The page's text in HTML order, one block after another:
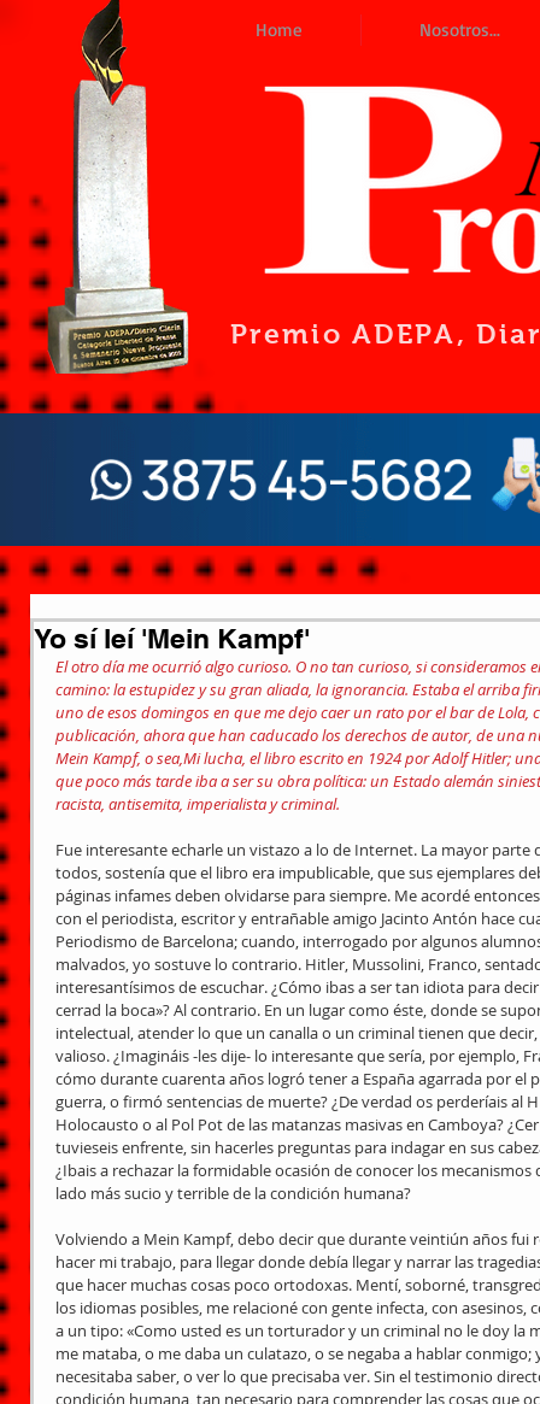
Home Nosotros...
Premio ADEPA,
Yo sí leí 'Mein Kampf'
El otro día me ocurrió algo curioso. O no tan curioso, si consideramos
camino: la estupidez y su gran aliada, la ignorancia. Estaba el arriba
uno de esos domingos en que me dejo caer un rato por el bar de
publicación, ahora que han caducado los derechos de autor, de una
Mein Kampf, o sea,Mi lucha, el libro escrito en 1924 por Adolf Hitler;
que poco más tarde iba a ser su obra política: un Estado alemán
racista, antisemita, imperialista y criminal.
Fue interesante echarle un vistazo a lo de Internet. La mayor
todos, sostenía que el libro era impublicable, que sus ejemplares
páginas infames deben olvidarse para siempre. Me acordé
con el periodista, escritor y entrañable amigo Jacinto Antón hace
Periodismo de Barcelona; cuando, interrogado por algunos
malvados, yo sostuve lo contrario. Hitler, Mussolini, Franco,
interesantísimos de escuchar. ¿Cómo ibas a ser tan idiota para
cerrad la boca»? Al contrario. En un lugar como éste, donde se
intelectual, atender lo que un canalla o un criminal tienen que
valioso. ¿Imagináis -les dije- lo interesante que sería, por ejemplo,
cómo durante cuarenta años logró tener a España agarrada por el
guerra, o firmó sentencias de muerte? ¿De verdad os perderíais al
Holocausto o al Pol Pot de las matanzas masivas en Camboya?
tuvieseis enfrente, sin hacerles preguntas para indagar en sus
¿Ibais a rechazar la formidable ocasión de conocer los
lado más sucio y terrible de la condición humana?
Volviendo a Mein Kampf, debo decir que durante veintiún años fui
hacer mi trabajo, para llegar donde debía llegar y narrar las
que hacer muchas cosas poco ortodoxas. Mentí, soborné,
los idiomas posibles, me relacioné con gente infecta, con
a un tipo: «Como usted es un torturador y un criminal no le doy la
me mataba, o me daba un culatazo, o se negaba a hablar
necesitaba saber, o ver lo que precisaba ver. Sin el testimonio
condición humana, tan necesario para comprender las cosas que